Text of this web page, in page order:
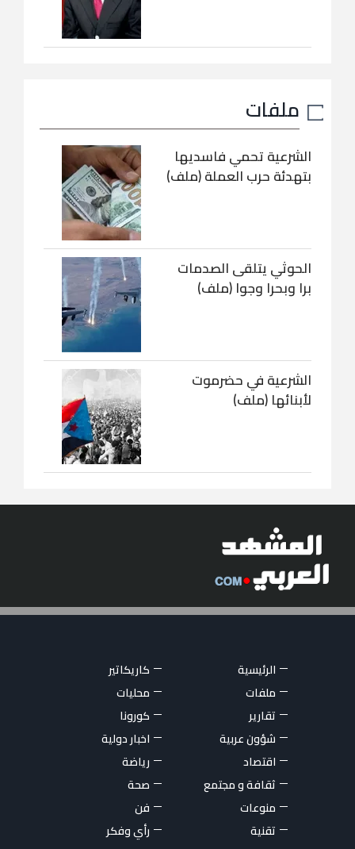
ملفات
الشرعية تحمي فاسديها
بتهدئة حرب العملة (ملف)
الحوثي يتلقى الصدمات
برا وبحرا وجوا (ملف)
الشرعية في حضرموت
لأبنائها (ملف)
الرئيسية
كاريكاتير
ملفات
محليات
تقارير
كورونا
شؤون عربية
اخبار دولية
اقتصاد
رياضة
ثقافة و مجتمع
صحة
منوعات
فن
تقنية
رأي وفكر